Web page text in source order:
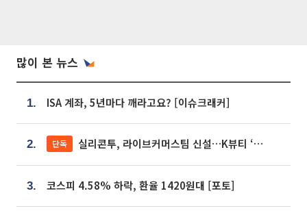
많이 본 뉴스
1. ISA 계좌, 5년마다 깨라고요? [이슈크래커]
2. 단독 실리콘투, 라이브커머스팀 신설…K뷰티 ‘글로벌 판매망’ 확대[K뷰티 라방戰]
3. 코스피 4.58% 하락, 환율 1420원대 [포토]